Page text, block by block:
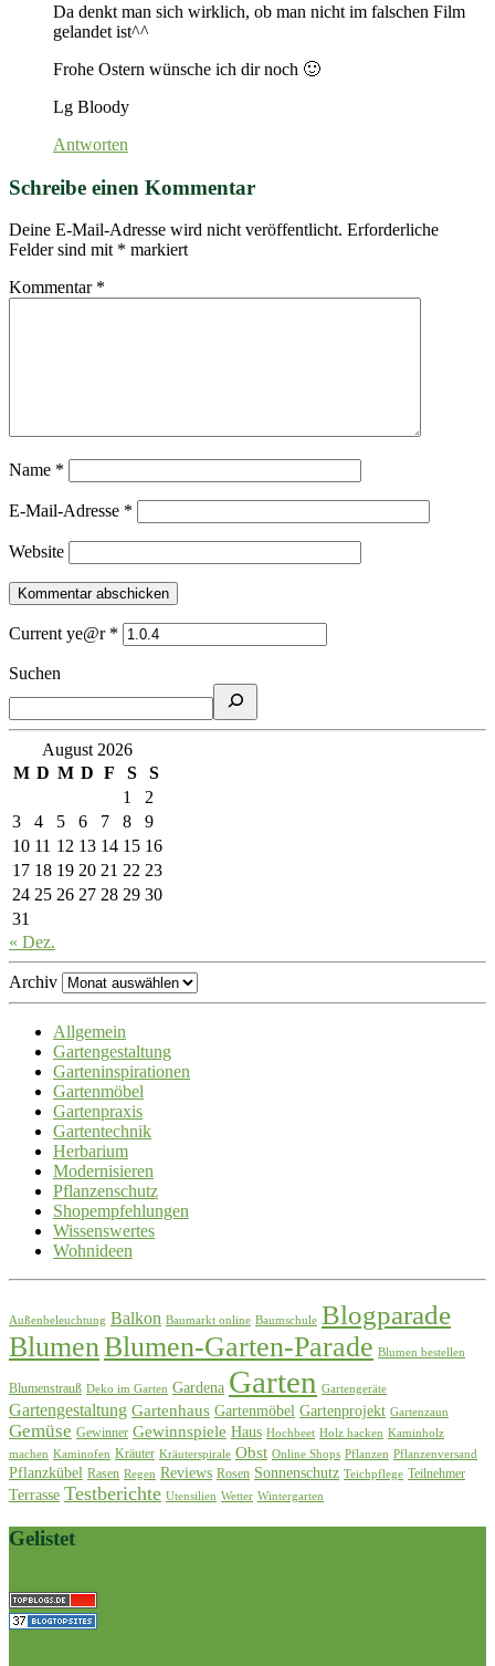
Da denkt man sich wirklich, ob man nicht im falschen Film
gelandet ist^^
Frohe Ostern wünsche ich dir noch 🙂
Lg Bloody
Antworten
Schreibe einen Kommentar
Deine E-Mail-Adresse wird nicht veröffentlicht. Erforderliche
Felder sind mit * markiert
Kommentar *
Name *
E-Mail-Adresse *
Website
Current ye@r *
Suchen
August 2026
M D M D F S
S
1
2
3
4 5 6 7 8
9
10 11 12 13 14 15 16
17 18 19 20 21 22 23
24 25 26 27 28 29 30
31
« Dez.
Archiv
Allgemein
Gartengestaltung
Garteninspirationen
Gartenmöbel
Gartenpraxis
Gartentechnik
Herbarium
Modernisieren
Pflanzenschutz
Shopempfehlungen
Wissenswertes
Wohnideen
Außenbeleuchtung Balkon Baumarkt online Baumschule Blogparade
BlumenBlumen-Garten-Parade Blumen bestellen
Blumenstrauß Deko im Garten Gardena Garten Gartengeräte
Gartengestaltung Gartenhaus Gartenmöbel Gartenprojekt Gartenzaun
Gemüse Gewinner Gewinnspiele Haus Hochbeet Holz hacken Kaminholz
machen Kaminofen Kräuter Kräuterspirale Obst Online Shops Pflanzen Pflanzenversand
Pflanzkübel Rasen Regen Reviews Rosen Sonnenschutz Teichpflege Teilnehmer
Terrasse Testberichte Utensilien Wetter Wintergarten
Gelistet